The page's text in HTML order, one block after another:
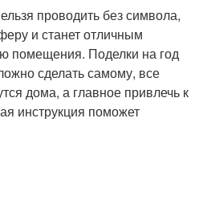
проводить без символа,
и станет отличным
помещения. Поделки на год
сделать самому, все
дома, а главное привлечь к
инструкция поможет